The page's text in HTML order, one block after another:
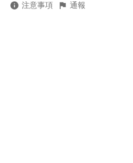
注意事項 通報